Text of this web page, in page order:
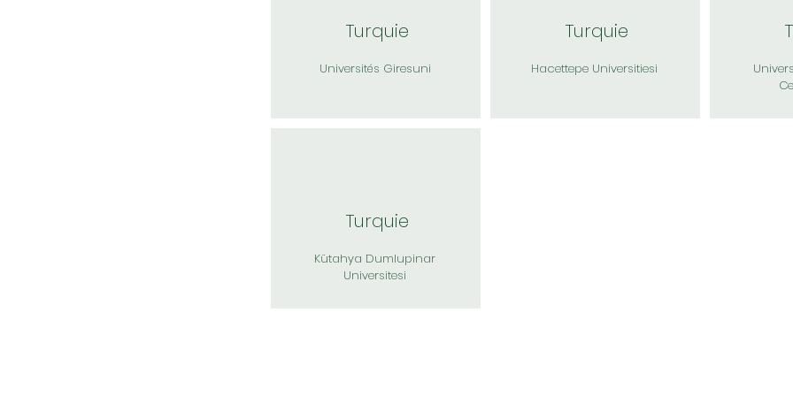
Turquie
Universités Giresuni
Turquie
Kütahya Dumlupinar
Universitesi
Turquie
Hacettepe Universitiesi